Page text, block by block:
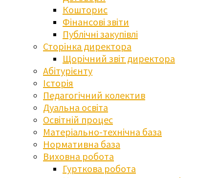
Кошторис
Фінансові звіти
Публічні закупівлі
Сторінка директора
Щорічний звіт директора
Абітурієнту
Історія
Педагогічний колектив
Дуальна освіта
Освітній процес
Матеріально-технічна база
Нормативна база
Виховна робота
Гурткова робота